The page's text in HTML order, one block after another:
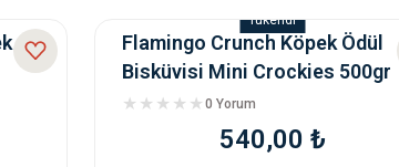
Tükendi
Flamingo Crunch Köpek Ödül
Bisküvisi Mini Crockies 500gr
0 Yorum
540,00 ₺